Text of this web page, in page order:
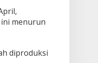
menurun
diproduksi